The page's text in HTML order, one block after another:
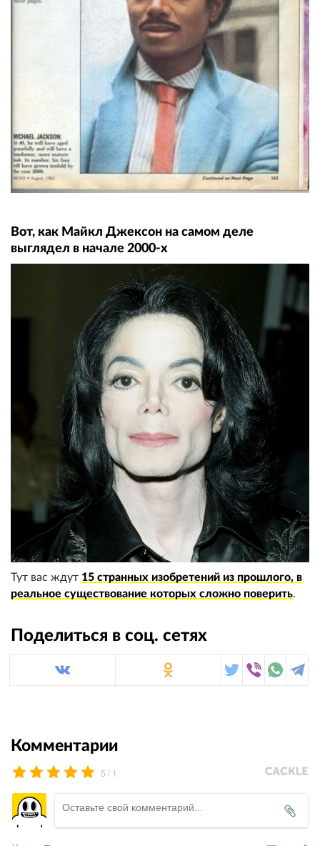
Вот, как Майкл Джексон на самом деле
выглядел в начале 2000-х
Тут вас ждут 15 странных изобретений из прошлого, в
реальное существование которых сложно поверить.
Поделиться в соц. сетях
Комментарии
5 / 1